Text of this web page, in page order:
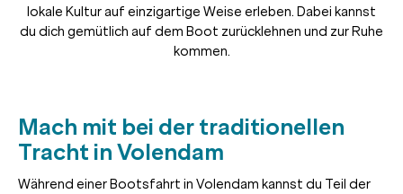
lokale Kultur auf einzigartige Weise erleben. Dabei kannst
du dich gemütlich auf dem Boot zurücklehnen und zur Ruhe
kommen.
Mach mit bei der traditionellen
Tracht in Volendam
Während einer Bootsfahrt in Volendam kannst du Teil der